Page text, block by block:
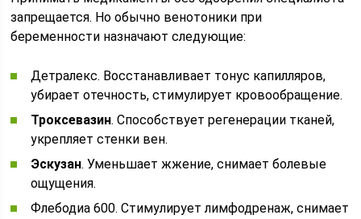
запрещается. Но обычно венотоники при
беременности назначают следующие:
Детралекс. Восстанавливает тонус капилляров,
убирает отечность, стимулирует кровообращение.
Троксевазин. Способствует регенерации тканей,
укрепляет стенки вен.
Эскузан. Уменьшает жжение, снимает болевые
ощущения.
Флебодиа 600. Стимулирует лимфодренаж, снимает